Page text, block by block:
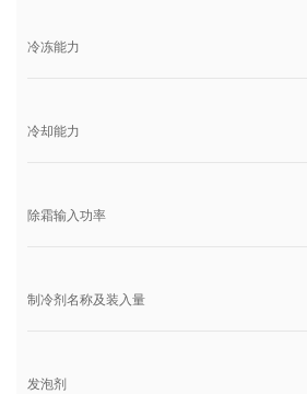
冷冻能力
冷却能力
除霜输入功率
制冷剂名称及装入量
发泡剂